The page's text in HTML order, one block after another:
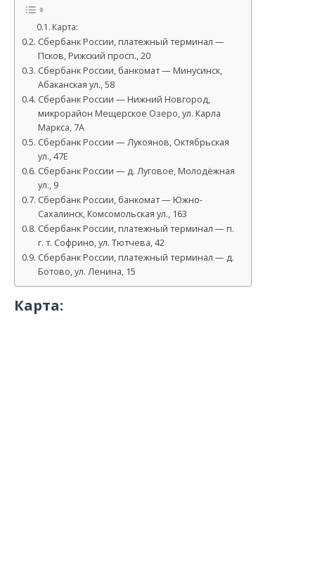
Карта:
Сбербанк России, платежный терминал —
Псков, Рижский просп., 20
Сбербанк России, банкомат — Минусинск,
Абаканская ул., 58
Сбербанк России — Нижний Новгород,
микрорайон Мещерское Озеро, ул. Карла
Маркса, 7А
Сбербанк России — Лукоянов, Октябрьская
ул., 47Е
Сбербанк России — д. Луговое, Молодёжная
ул., 9
Сбербанк России, банкомат — Южно-
Сахалинск, Комсомольская ул., 163
Сбербанк России, платежный терминал — п.
г. т. Софрино, ул. Тютчева, 42
Сбербанк России, платежный терминал — д.
Ботово, ул. Ленина, 15
Карта: